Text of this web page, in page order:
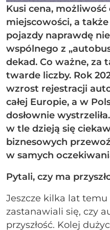
Kusi cena,
miejscowości, a
pojazdy naprawdę
wspólnego z
dekad. Co ważne, za
twarde liczby. Rok
wzrost rejestracji
całej Europie, a w
dosłownie
w tle dzieją się
biznesowych
w samych
Pytali, czy ma
Jeszcze kilka lat
zastanawiali się, czy
przyszłość. Kolej